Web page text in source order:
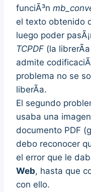
funciÃ³n
el texto obtenido
luego poder
TCPDF (la
admite
problema no se
liberÃ­a.
El segundo
usaba una
documento PDF
debo reconocer
el error que le
Web, hasta que
con ello.